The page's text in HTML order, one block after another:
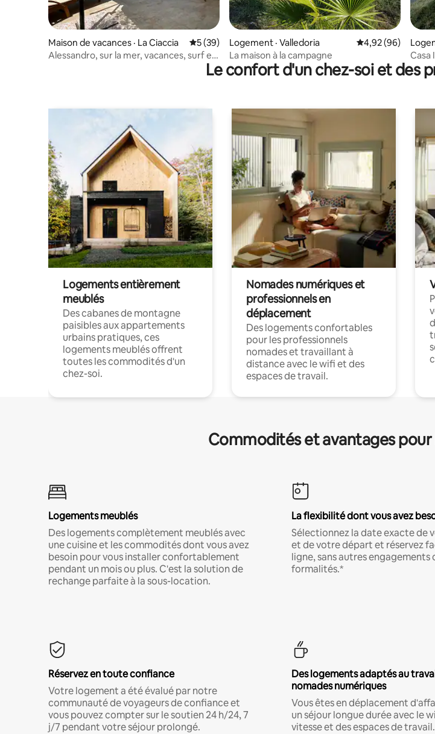
Maison de vacances · La Ciaccia Note moyenne de 5 sur 5, 39 commentaires
5 (39)
Alessandro, sur la mer, vacances, surf et
Logement · Valledoria Note moyenne de
4,92 (96)
La maison à la campagne
Casa
Le confort d'un chez-soi et des
Logements entièrement
meublés
Des cabanes de montagne
paisibles aux appartements
urbains pratiques, ces
logements meublés offrent
toutes les commodités d'un
chez-soi.
Nomades numériques et
professionnels en
déplacement
Des logements confortables
pour les professionnels
nomades et travaillant à
distance avec le wifi et des
espaces de travail.
Commodités et avantages
Logements meublés
Des logements complètement meublés avec
une cuisine et les commodités dont vous avez
besoin pour vous installer confortablement
pendant un mois ou plus. C'est la solution de
rechange parfaite à la sous-location.
La flexibilité dont vous avez
Sélectionnez la date exacte de
et de votre départ et réservez
ligne, sans autres engagements
formalités.*
Réservez en toute confiance
Votre logement a été évalué par notre
communauté de voyageurs de confiance et
vous pouvez compter sur le soutien 24 h/24, 7
j/7 pendant votre séjour prolongé.
Des logements adaptés au
nomades numériques
Vous êtes en déplacement
un séjour longue durée avec le
vitesse et des espaces de travail.